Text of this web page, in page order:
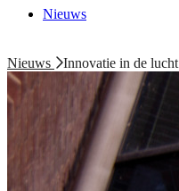
Nieuws
Nieuws Innovatie in de lucht